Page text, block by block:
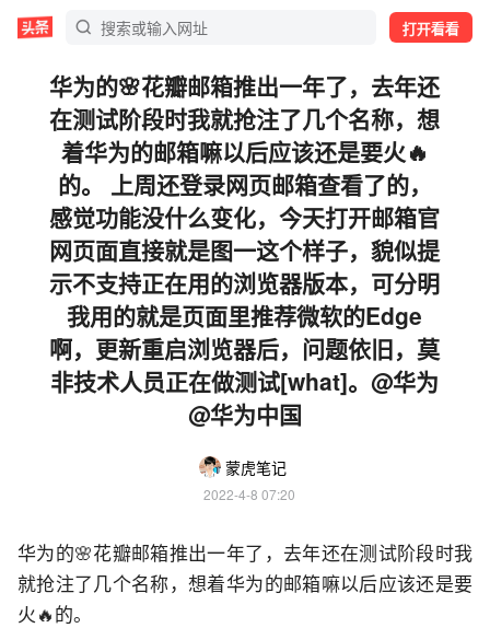
打开看看
华为的🌸花瓣邮箱推出一年了，去年还
在测试阶段时我就抢注了几个名称，想
着华为的邮箱嘛以后应该还是要火🔥
的。 上周还登录网页邮箱查看了的，
感觉功能没什么变化，今天打开邮箱官
网页面直接就是图一这个样子，貌似提
示不支持正在用的浏览器版本，可分明
我用的就是页面里推荐微软的Edge
啊，更新重启浏览器后，问题依旧，莫
非技术人员正在做测试[what]。@华为
@华为中国
蒙虎笔记
2022-4-8 07:20
华为的🌸花瓣邮箱推出一年了，去年还在测试阶段时我
就抢注了几个名称，想着华为的邮箱嘛以后应该还是要
火🔥的。